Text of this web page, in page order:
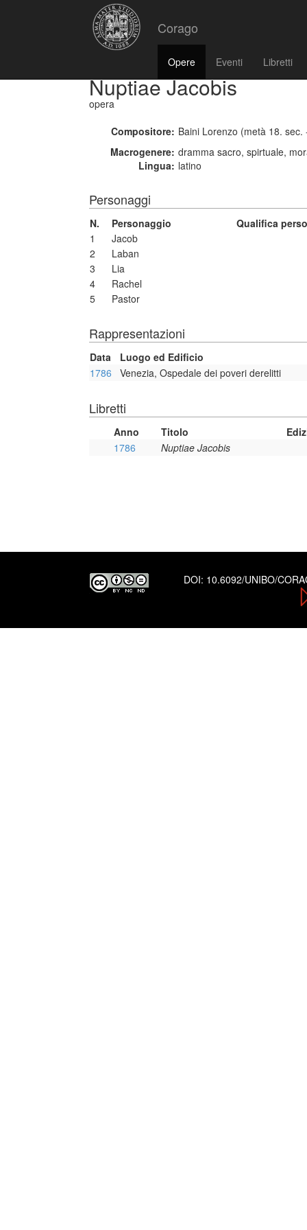
Corago
Opere Eventi Libretti
Nuptiae Jacobis
opera
Compositore: Baini Lorenzo (metà 18.
Macrogenere: dramma sacro, spirtuale,
Lingua: latino
Personaggi
N. Personaggio
Qualifica
1
Jacob
2
Laban
3
Lia
4
Rachel
5
Pastor
Rappresentazioni
Data
Luogo ed Edificio
1786
Venezia, Ospedale dei poveri derelitti
Libretti
Anno Titolo
1786
Nuptiae Jacobis
DOI: 10.6092/UNIBO/